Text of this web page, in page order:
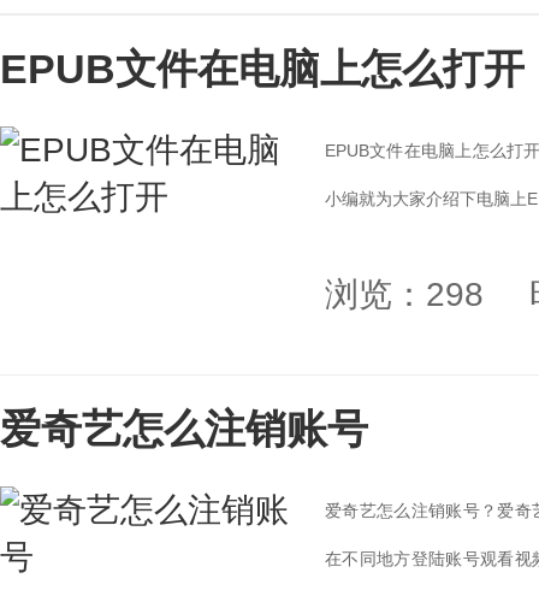
EPUB文件在电脑上怎么打开
EPUB文件在电脑上怎么打
小编就为大家介绍下电脑上
浏览：298
爱奇艺怎么注销账号
爱奇艺怎么注销账号？爱
在不同地方登陆账号观看